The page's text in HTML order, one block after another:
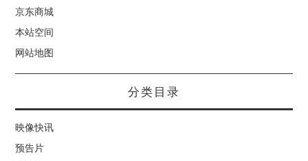
京东商城
本站空间
网站地图
分类目录
映像快讯
预告片